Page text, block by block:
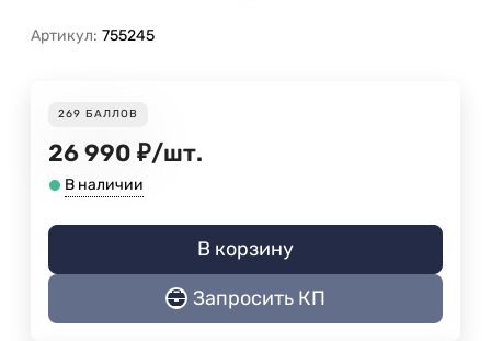
Артикул: 755245
269 БАЛЛОВ
26 990 ₽/шт.
В наличии
В корзину
Запросить КП